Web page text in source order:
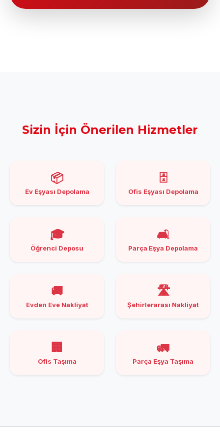
Sizin İçin Önerilen Hizmetler
📦
Ev Eşyası Depolama
🗄️
Ofis Eşyası Depolama
🎓
Öğrenci Deposu
🛋️
Parça Eşya Depolama
🚚
Evden Eve Nakliyat
🛣️
Şehirlerarası Nakliyat
🏢
Ofis Taşıma
🚛
Parça Eşya Taşıma